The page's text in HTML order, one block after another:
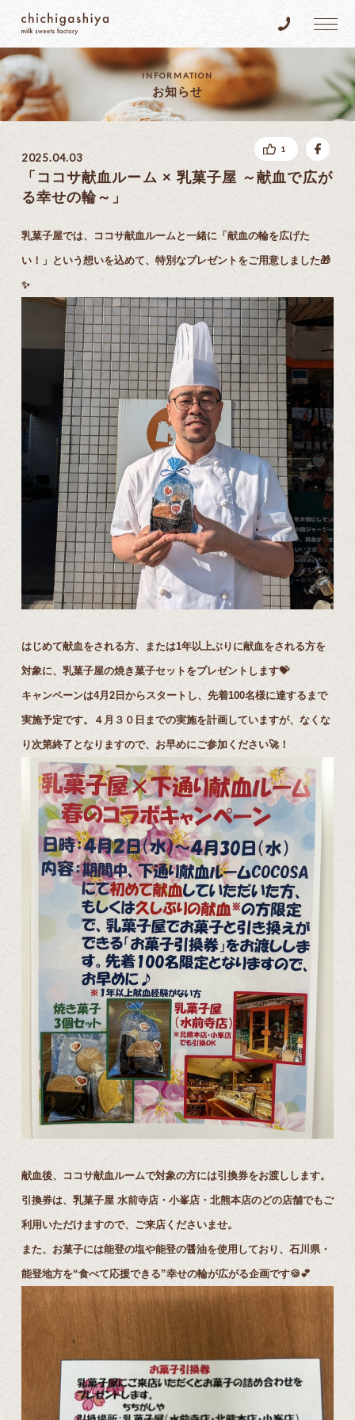
乳菓子屋 Tel.096-
INFORMATION
お知らせ
2025.04.03
「ココサ献血ルーム × 乳菓子屋 ～献血で広が
る幸せの輪～」
乳菓子屋では、ココサ献血ルームと一緒に「献血の輪を広げた
い！」という想いを込めて、特別なプレゼントをご用意しました🎁
✨
はじめて献血をされる方、または1年以上ぶりに献血をされる方を
対象に、乳菓子屋の焼き菓子セットをプレゼントします💝
キャンペーンは4月2日からスタートし、先着100名様に達するまで
実施予定です。４月３０日までの実施を計画していますが、なくな
り次第終了となりますので、お早めにご参加ください🚀！
献血後、ココサ献血ルームで対象の方には引換券をお渡しします。
引換券は、乳菓子屋 水前寺店・小峯店・北熊本店のどの店舗でもご
利用いただけますので、ご来店くださいませ。
また、お菓子には能登の塩や能登の醤油を使用しており、石川県・
能登地方を“食べて応援できる”幸せの輪が広がる企画です🍪💕
1